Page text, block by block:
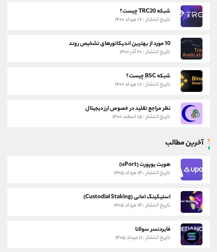
شبکه TRC20 چیست؟
تاریخ انتشار : ۱۷ مرداد ۱۴۰۰
10 مورد از بهترین اندیکاتورهای تشخیص روند
تاریخ انتشار : ۲۰ آذر ۱۴۰۰
شبکه BSC چیست؟
تاریخ انتشار : ۱۸ مرداد ۱۴۰۰
نظر مراجع تقلید در خصوص ارز دیجیتال
تاریخ انتشار : ۱۵ اسفند ۱۴۰۰
آخرین مطالب
هویت یوپورت (uPort)
تاریخ انتشار : ۱۴ مرداد ۱۴۰۵
استیکینگ امانی (Custodial Staking)
تاریخ انتشار : ۱۴ مرداد ۱۴۰۵
فایردنسر سولانا
تاریخ انتشار : ۱۱ مرداد ۱۴۰۵